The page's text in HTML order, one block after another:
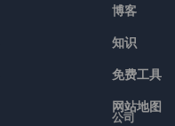
博客
知识
免费工具
网站地图
公司